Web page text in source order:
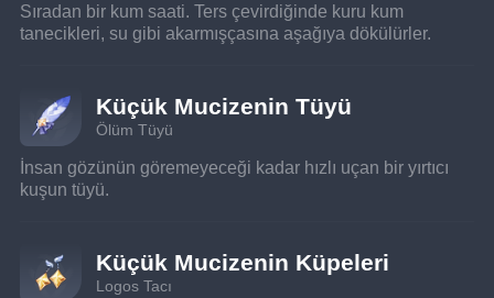
Sıradan bir kum saati. Ters çevirdiğinde kuru kum
tanecikleri, su gibi akarmışçasına aşağıya dökülürler.
Küçük Mucizenin Tüyü
Ölüm Tüyü
İnsan gözünün göremeyeceği kadar hızlı uçan bir yırtıcı
kuşun tüyü.
Küçük Mucizenin Küpeleri
Logos Tacı